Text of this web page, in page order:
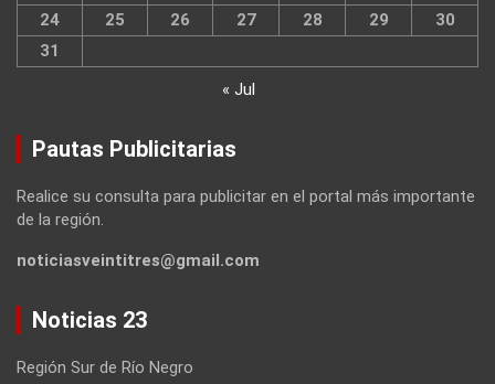
24
25 26 27 28 29
30
31
« Jul
Pautas Publicitarias
Realice su consulta para publicitar en el portal más importante
de la región.
noticiasveintitres@gmail.com
Noticias 23
Región Sur de Río Negro